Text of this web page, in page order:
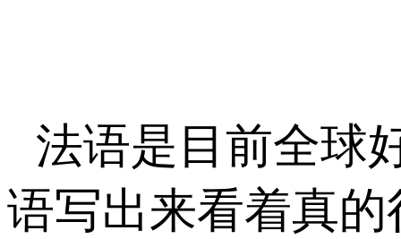
法语是目前全球
语写出来看着真